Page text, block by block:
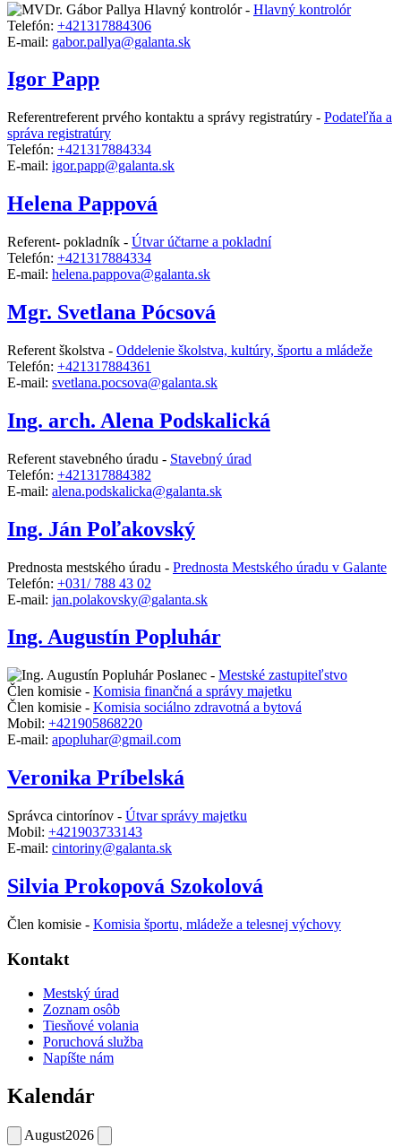
Hlavný kontrolór - Hlavný kontrolór
Telefón: +421317884306
E-mail: gabor.pallya@galanta.sk
Igor Papp
Referentreferent prvého kontaktu a správy registratúry - Podateľňa a
správa registratúry
Telefón: +421317884334
E-mail: igor.papp@galanta.sk
Helena Pappová
Referent- pokladník - Útvar účtarne a pokladní
Telefón: +421317884334
E-mail: helena.pappova@galanta.sk
Mgr. Svetlana Pócsová
Referent školstva - Oddelenie školstva, kultúry, športu a mládeže
Telefón: +421317884361
E-mail: svetlana.pocsova@galanta.sk
Ing. arch. Alena Podskalická
Referent stavebného úradu - Stavebný úrad
Telefón: +421317884382
E-mail: alena.podskalicka@galanta.sk
Ing. Ján Poľakovský
Prednosta mestského úradu - Prednosta Mestského úradu v Galante
Telefón: +031/ 788 43 02
E-mail: jan.polakovsky@galanta.sk
Ing. Augustín Popluhár
Poslanec - Mestské zastupiteľstvo
Člen komisie - Komisia finančná a správy majetku
Člen komisie - Komisia sociálno zdravotná a bytová
Mobil: +421905868220
E-mail: apopluhar@gmail.com
Veronika Príbelská
Správca cintorínov - Útvar správy majetku
Mobil: +421903733143
E-mail: cintoriny@galanta.sk
Silvia Prokopová Szokolová
Člen komisie - Komisia športu, mládeže a telesnej výchovy
Kontakt
Mestský úrad
Zoznam osôb
Tiesňové volania
Poruchová služba
Napíšte nám
Kalendár
August2026